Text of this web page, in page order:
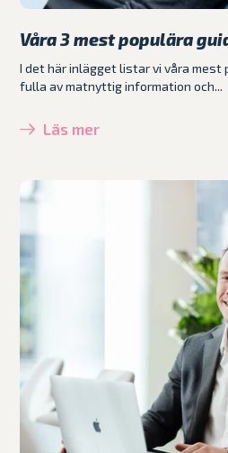
Våra 3 mest populära
I det här inlägget listar vi våra mest
fulla av matnyttig information och...
Läs mer